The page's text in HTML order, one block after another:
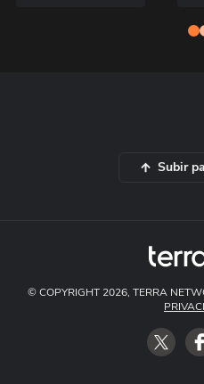
Subir
© COPYRIGHT 2026, TERRA